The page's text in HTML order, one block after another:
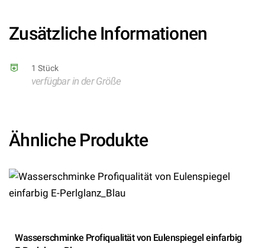
Zusätzliche Informationen
1 Stück
verfügbar in der Größe
Ähnliche Produkte
Wasserschminke Profiqualität von Eulenspiegel einfarbig